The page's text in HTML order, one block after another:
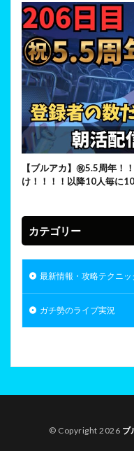
【ブルアカ】㊗5.5周年！
け！！！！以降10人毎に
カテゴリー
最新情報・攻略テクニッ
ガチ勢のライブ実況
© Copyright 2026 ブ